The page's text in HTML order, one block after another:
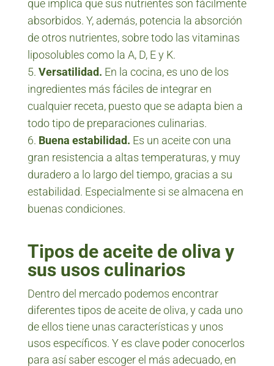
que implica que sus nutrientes son fácilmente
absorbidos. Y, además, potencia la absorción
de otros nutrientes, sobre todo las vitaminas
liposolubles como la A, D, E y K.
Versatilidad. En la cocina, es uno de los
ingredientes más fáciles de integrar en
cualquier receta, puesto que se adapta bien a
todo tipo de preparaciones culinarias.
Buena estabilidad. Es un aceite con una
gran resistencia a altas temperaturas, y muy
duradero a lo largo del tiempo, gracias a su
estabilidad. Especialmente si se almacena en
buenas condiciones.
Tipos de aceite de oliva y
sus usos culinarios
Dentro del mercado podemos encontrar
diferentes tipos de aceite de oliva, y cada uno
de ellos tiene unas características y unos
usos específicos. Y es clave poder conocerlos
para así saber escoger el más adecuado, en